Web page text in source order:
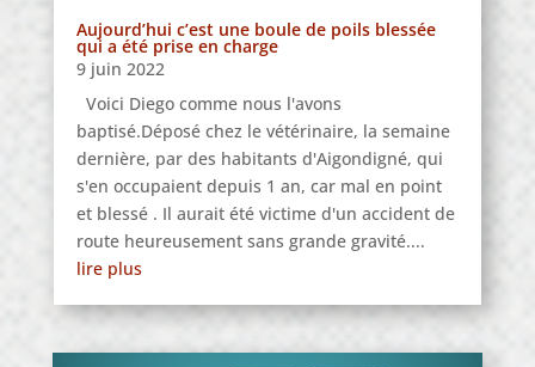
Aujourd’hui c’est une boule de poils blessée
qui a été prise en charge
9 juin 2022
Voici Diego comme nous l'avons
baptisé.Déposé chez le vétérinaire, la semaine
dernière, par des habitants d'Aigondigné, qui
s'en occupaient depuis 1 an, car mal en point
et blessé . Il aurait été victime d'un accident de
route heureusement sans grande gravité....
lire plus